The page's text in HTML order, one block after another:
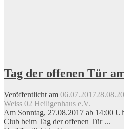
Tag der offenen Tür
Veröffentlicht am 06.07.2017
Weiss 02 Heiligenhaus e.V.
Am Sonntag, 27.08.2017 ab 14:00
Club beim Tag der offenen Tür ...